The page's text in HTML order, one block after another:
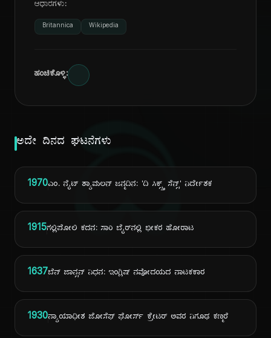
ದಿ
ಆಧಾರಗಳು:
Britannica Wikipedia
ಹಂಚಿಕೊಳ್ಳಿ:
ಅದೇ ದಿನದ ಘಟನೆಗಳು
1970ಎಂ. ನೈಟ್ ಶ್ಯಾಮಲನ್ ಜನ್ಮದಿನ: 'ದಿ ಸಿಕ್ಸ್ತ್ ಸೆನ್ಸ್' ನಿರ್ದೇಶಕ
1915ಗಲ್ಲಿಪೋಲಿ ಕದನ: ಸಾರಿ ಬೈರ್‌ನಲ್ಲಿ ಭೀಕರ ಹೋರಾಟ
1637ಬೆನ್ ಜಾನ್ಸನ್ ನಿಧನ: ಇಂಗ್ಲಿಷ್ ನವೋದಯದ ನಾಟಕಕಾರ
1930ನ್ಯಾಯಾಧೀಶ ಜೋಸೆಫ್ ಫೋರ್ಸ್ ಕ್ರೇಟರ್ ಅವರ ನಿಗೂಢ ಕಣ್ಮರೆ